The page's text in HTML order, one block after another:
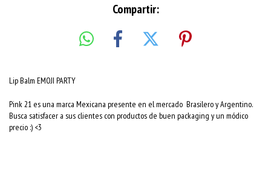
Compartir:
Lip Balm EMOJI PARTY
Pink 21 es una marca Mexicana presente en el mercado Brasilero y Argentino.
Busca satisfacer a sus clientes con productos de buen packaging y un módico
precio :) <3